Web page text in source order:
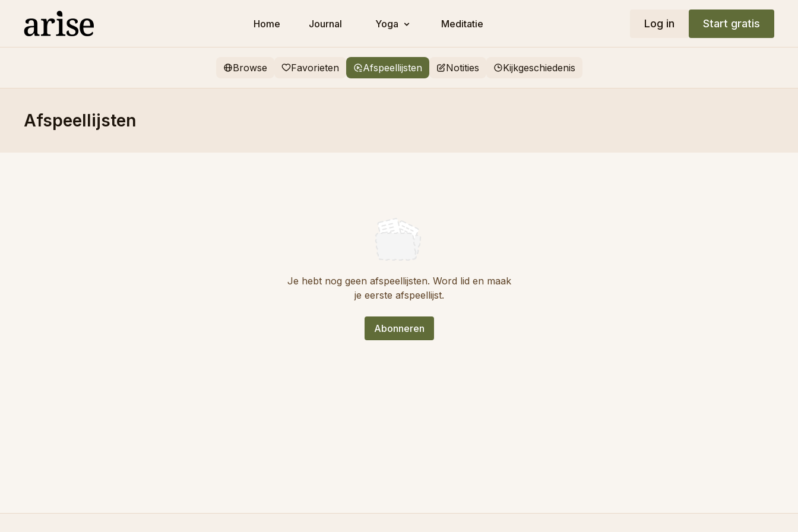
Home Journal Yoga Meditatie Log in Start gratis
Browse Favorieten Afspeellijsten Notities Kijkgeschiedenis
Afspeellijsten
Je hebt nog geen afspeellijsten. Word lid en maak
je eerste afspeellijst.
Abonneren